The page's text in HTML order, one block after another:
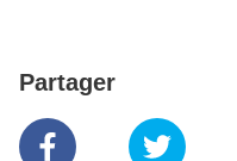
Partager